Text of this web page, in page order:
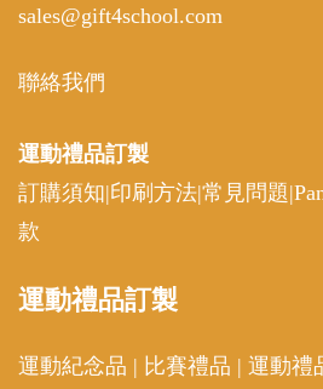
sales@gift4school.com
聯絡我們
運動禮品訂製
訂購須知|印刷方法|常見問題|
款
運動禮品訂製
運動紀念品 | 比賽禮品 | 運動禮